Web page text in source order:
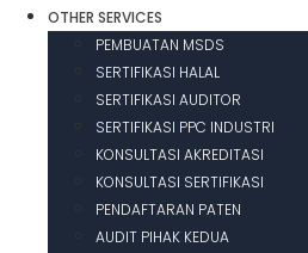
OTHER SERVICES
PEMBUATAN MSDS
SERTIFIKASI HALAL
SERTIFIKASI AUDITOR
SERTIFIKASI PPC INDUSTRI
KONSULTASI AKREDITASI
KONSULTASI SERTIFIKASI
PENDAFTARAN PATEN
AUDIT PIHAK KEDUA